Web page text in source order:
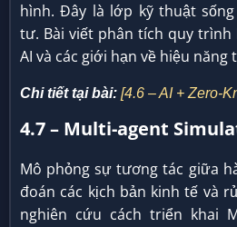
hình. Đây là lớp kỹ thuật
tư. Bài viết phân tích quy trình
AI và các giới hạn về hiệu năng
Chi tiết tại bài: [4.6 – AI + Zero-
4.7 – Multi-agent
Mô phỏng sự tương tác giữa
đoán các kịch bản kinh tế và
nghiên cứu cách triển khai